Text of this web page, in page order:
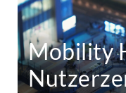
Mobility